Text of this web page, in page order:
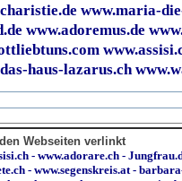
www.maria-
www.adoremus.de
haus-lazarus.ch
Webseiten verlinkt
- www.adorare.ch -
- www.segenskreis.at -